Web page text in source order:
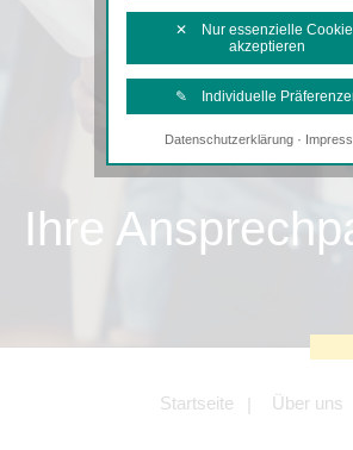
Ihre
Startseite Über uns
✕ Nur essenzielle
akzeptieren
✎ Individuelle
Notwendige Cookies
Diese Cookies sind
Tracking- und Targeting-
Angebotes
Angeboten von z.B.
LinkedIn.
Datenschutzerklärung·